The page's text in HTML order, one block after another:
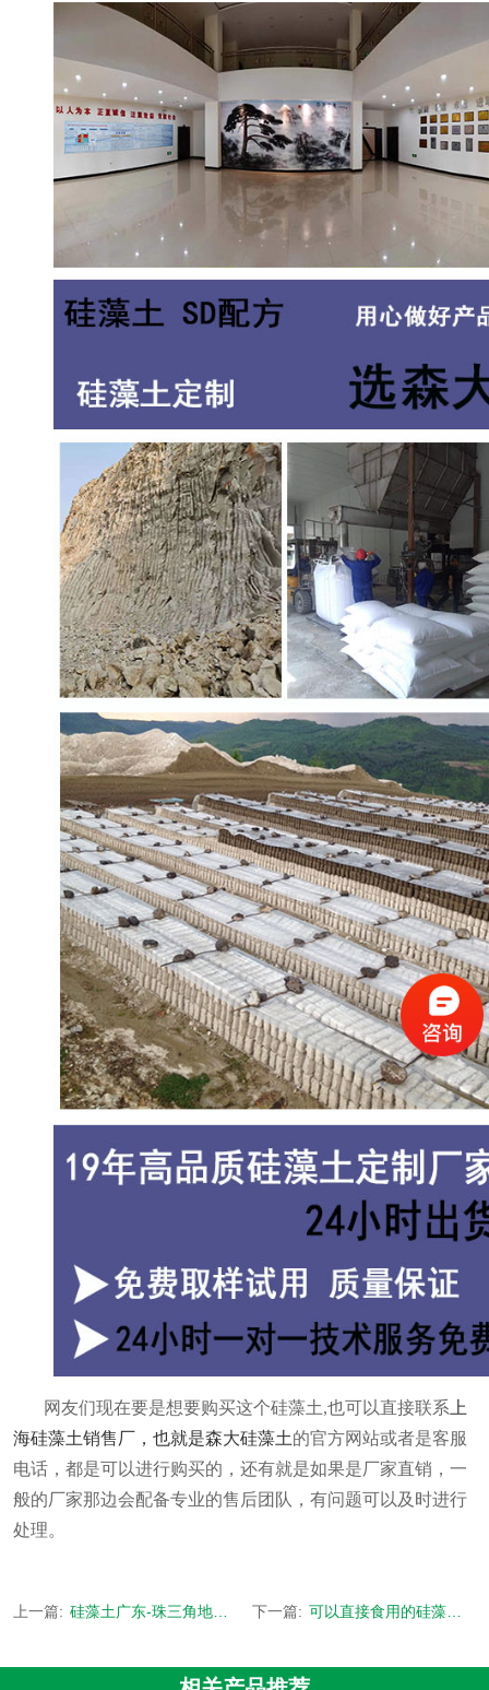
网友们现在要是想要购买这个硅藻土,也可以直接联系 上
海硅藻土销售厂，也就是森大硅藻土的官方网站或者是客服
电话，都是可以进行购买的，还有就是如果是厂家直销，一
般的厂家那边会配备专业的售后团队，有问题可以及时进行
处理。
上一篇: 硅藻土广东-珠三角地区24小时到货-[森大硅藻土] 下一篇: 可以直接食用的硅藻土-食品级环保无毒低铁产品-[森大硅藻土]